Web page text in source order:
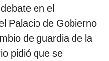
en el
Palacio de Gobierno
de guardia de la
pidió que se